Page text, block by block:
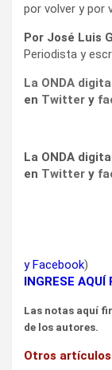
por volver y por
Por José Luis
Periodista y
La ONDA
en Twitter y
La ONDA
en Twitter y
yFacebook)
INGRESE
Las notas aquí
de los autores.
Otros